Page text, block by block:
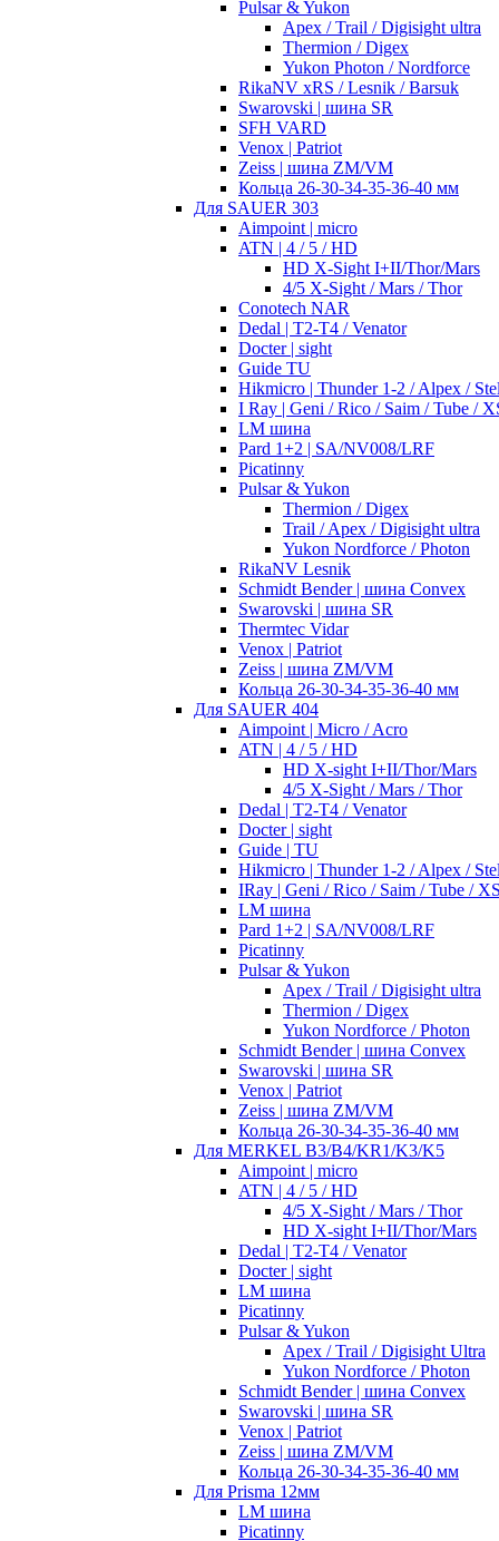
Pulsar & Yukon
Apex / Trail / Digisight ultra
Thermion / Digex
Yukon Photon / Nordforce
RikaNV xRS / Lesnik / Barsuk
Swarovski | шина SR
SFH VARD
Venox | Patriot
Zeiss | шина ZM/VM
Кольца 26-30-34-35-36-40 мм
Для SAUER 303
Aimpoint | micro
ATN | 4 / 5 / HD
HD X-Sight I+II/Thor/Mars
4/5 X-Sight / Mars / Thor
Conotech NAR
Dedal | T2-T4 / Venator
Docter | sight
Guide TU
Hikmicro | Thunder 1-2 / Alpex /
I Ray | Geni / Rico / Saim / Tube /
LM шина
Pard 1+2 | SA/NV008/LRF
Picatinny
Pulsar & Yukon
Thermion / Digex
Trail / Apex / Digisight ultra
Yukon Nordforce / Photon
RikaNV Lesnik
Schmidt Bender | шина Convex
Swarovski | шина SR
Thermtec Vidar
Venox | Patriot
Zeiss | шина ZM/VM
Кольца 26-30-34-35-36-40 мм
Для SAUER 404
Aimpoint | Micro / Acro
ATN | 4 / 5 / HD
HD X-sight I+II/Thor/Mars
4/5 X-Sight / Mars / Thor
Dedal | T2-T4 / Venator
Docter | sight
Guide | TU
Hikmicro | Thunder 1-2 / Alpex /
IRay | Geni / Rico / Saim / Tube /
LM шина
Pard 1+2 | SA/NV008/LRF
Picatinny
Pulsar & Yukon
Apex / Trail / Digisight ultra
Thermion / Digex
Yukon Nordforce / Photon
Schmidt Bender | шина Convex
Swarovski | шина SR
Venox | Patriot
Zeiss | шина ZM/VM
Кольца 26-30-34-35-36-40 мм
Для MERKEL B3/B4/KR1/K3/K5
Aimpoint | micro
ATN | 4 / 5 / HD
4/5 X-Sight / Mars / Thor
HD X-sight I+II/Thor/Mars
Dedal | T2-T4 / Venator
Docter | sight
LM шина
Picatinny
Pulsar & Yukon
Apex / Trail / Digisight Ultra
Yukon Nordforce / Photon
Schmidt Bender | шина Convex
Swarovski | шина SR
Venox | Patriot
Zeiss | шина ZM/VM
Кольца 26-30-34-35-36-40 мм
Для Prisma 12мм
LM шина
Picatinny